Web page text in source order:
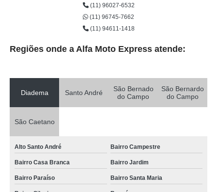
(11) 96027-6532
(11) 96745-7662
(11) 94611-1418
Regiões onde a Alfa Moto Express atende:
Diadema Santo André
São Bernado
do Campo
São Bernardo
do Campo
São Caetano
Alto Santo André Bairro Campestre
Bairro Casa Branca Bairro Jardim
Bairro Paraíso Bairro Santa Maria